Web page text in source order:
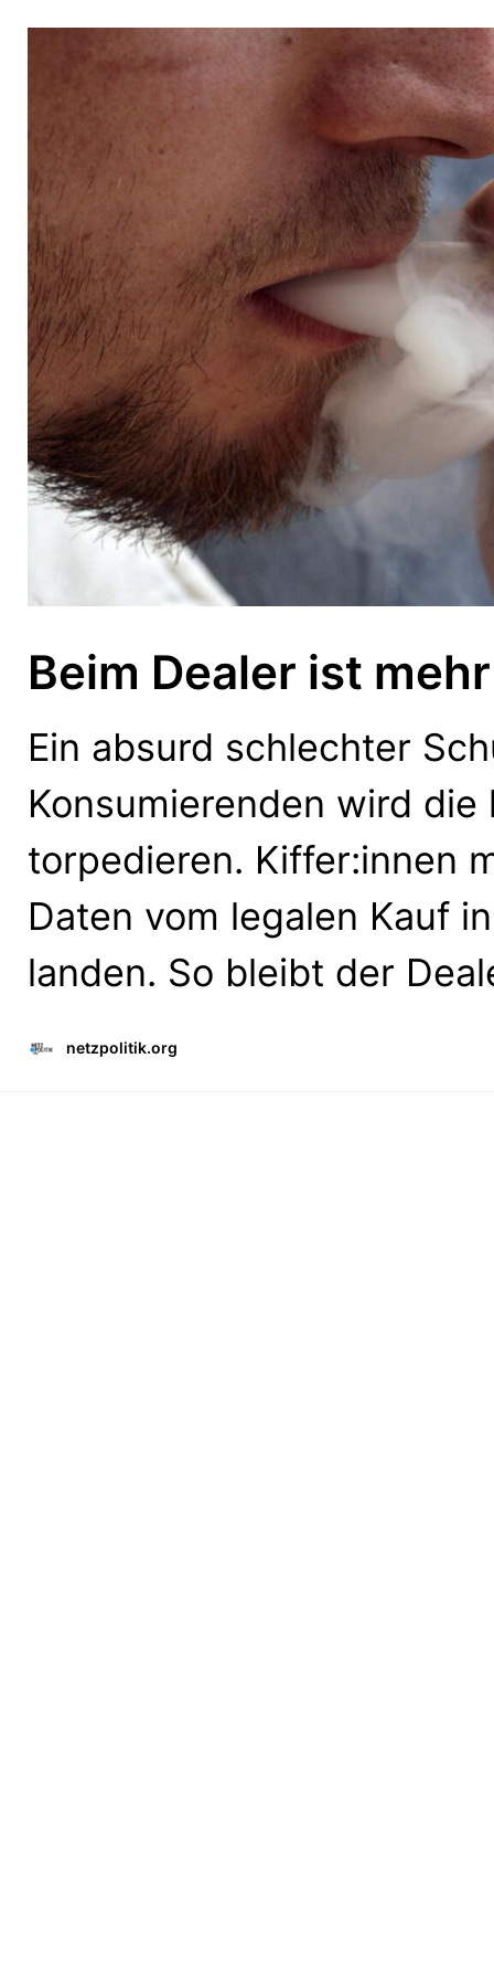
Beim Dealer ist
Ein absurd schlechter
Konsumierenden wird
torpedieren. Kiffer:innen
Daten vom legalen Kauf
landen. So bleibt der
netzpolitik.org